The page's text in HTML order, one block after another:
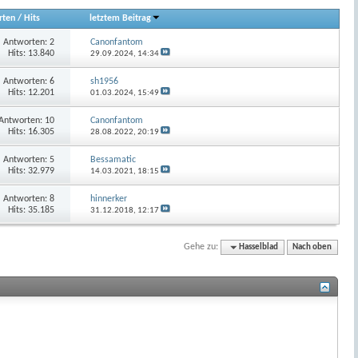
/ Hits letztem Beitrag
Antworten: 2
Hits: 13.840
Canonfantom
29.09.2024, 14:34
Antworten: 6
Hits: 12.201
sh1956
01.03.2024, 15:49
10
Hits: 16.305
Canonfantom
28.08.2022,20:19
Antworten: 5
Hits: 32.979
Bessamatic
14.03.2021, 18:15
Antworten: 8
Hits: 35.185
hinnerker
31.12.2018, 12:17
Gehe zu: Hasselblad Nach oben